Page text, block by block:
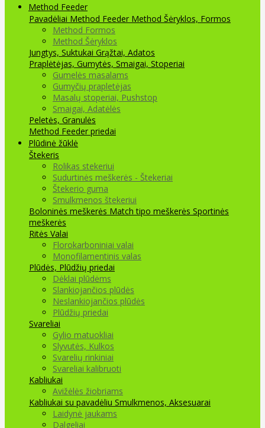
Method Feeder
Pavadėliai Method Feeder Method Šėryklos, Formos
Method Formos
Method Šėryklos
Jungtys, Suktukai Grąžtai, Adatos
Praplėtėjas, Gumytės, Smaigai, Stoperiai
Gumelės masalams
Gumyčių prapletėjas
Masalų stoperiai, Pushstop
Smaigai, Adatėlės
Peletės, Granulės
Method Feeder priedai
Plūdinė žūklė
Štekeris
Rolikas stekeriui
Sudurtinės meškerės - Štekeriai
Štekerio guma
Smulkmenos štekeriui
Boloninės meškerės Match tipo meškerės Sportinės
meškerės
Ritės Valai
Florokarboniniai valai
Monofilamentinis valas
Plūdės, Plūdžių priedai
Dėklai plūdėms
Slankiojančios plūdės
Neslankiojančios plūdės
Plūdžių priedai
Svareliai
Gylio matuokliai
Slyvutės, Kulkos
Svarelių rinkiniai
Svareliai kalibruoti
Kabliukai
Avižėlės žiobriams
Kabliukai su pavadėliu Smulkmenos, Aksesuarai
Laidynė jaukams
Dalgeliai